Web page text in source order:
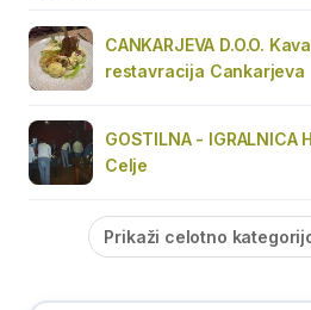
CANKARJEVA D.O.O.
restavracija Cankarjeva
GOSTILNA - IGRALNICA
Celje
Prikaži celotno